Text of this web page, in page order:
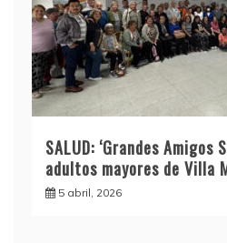
SALUD: ‘Grandes Amigos
adultos mayores de Villa
5 abril, 2026